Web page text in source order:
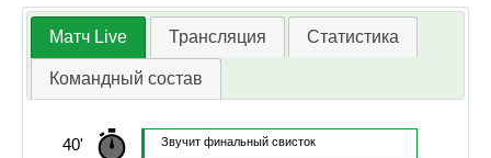
Матч Live Трансляция Статистика
Командный состав
40' Звучит финальный свисток